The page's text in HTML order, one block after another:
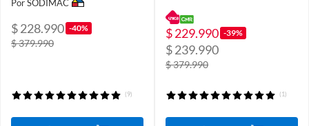
Por SODIMAC
$ 228.990 -40%
$ 379.990
(9)
$ 229.990 -39%
$ 239.990
$ 379.990
(1)